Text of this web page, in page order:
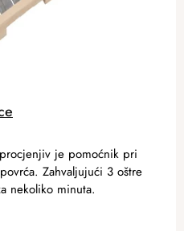
je pomoćnik pri
Zahvaljujući 3 oštre
nekoliko minuta.